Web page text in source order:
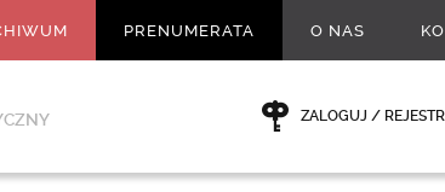
PRENUMERATA O NAS
ZALOGUJ /